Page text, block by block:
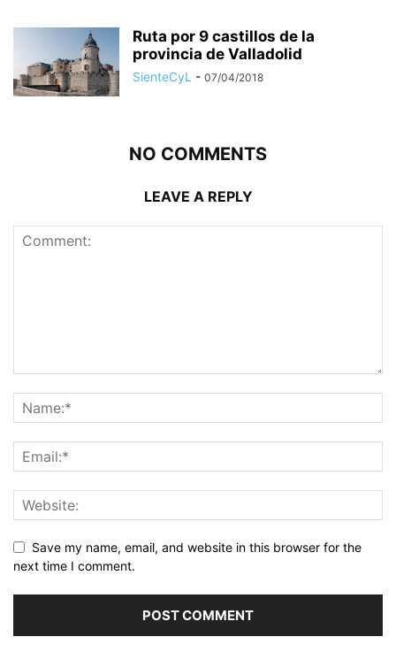
Ruta por 9 castillos de la
provincia de Valladolid
SienteCyL - 07/04/2018
NO COMMENTS
LEAVE A REPLY
Save my name, email, and website in this browser for the
next time I comment.